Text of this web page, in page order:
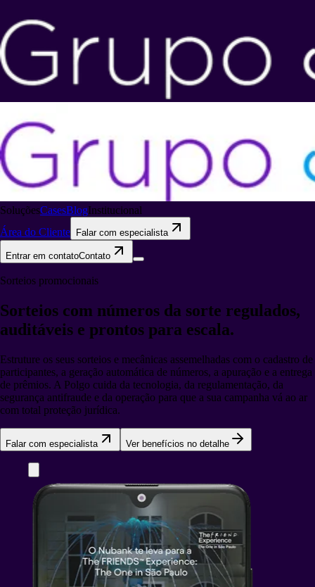
SoluçõesCasesBlogInstitucional
Área do Cliente
Falar com especialista
Entrar em contatoContato
Sorteios promocionais
Sorteios com números da sorte regulados,
auditáveis e prontos para escala.
Estruture os seus sorteios e mecânicas assemelhadas com o cadastro de
participantes, a geração automática de números, a apuração e a entrega
de prêmios. A Polgo cuida da tecnologia, da regulamentação, da
segurança antifraude e da operação para que a sua campanha vá ao ar
com total proteção jurídica.
Falar com especialista Ver benefícios no detalhe